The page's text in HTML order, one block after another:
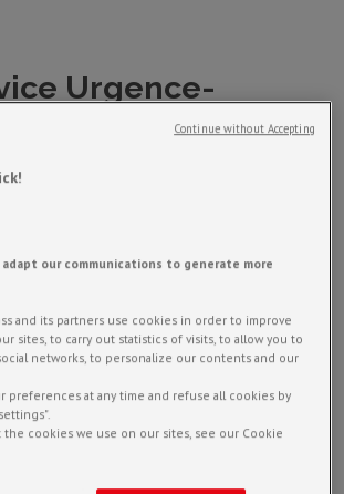
Urgence-
de notre
intervient au
au cours de
porter
à la
lors de
sollicitée
publics,
our communications to generate more
and its partners use cookies in order to improve
sites, to carry out statistics of visits, to allow you to
networks, to personalize our contents and our
preferences at any time and refuse all cookies by
the cookies we use on our sites, see our Cookie
Continue without Accepting